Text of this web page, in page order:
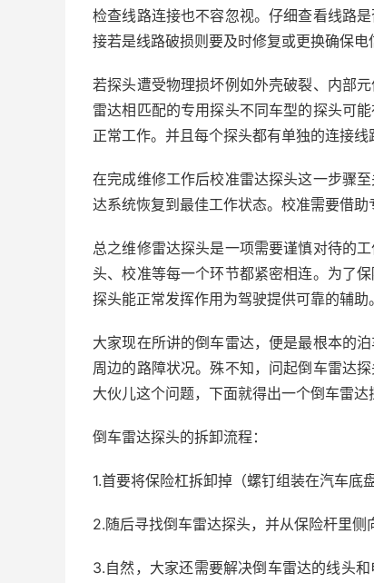
检查线路连接也不容忽视。仔细查看线路
接若是线路破损则要及时修复或更换确保
若探头遭受物理损坏例如外壳破裂、内部
雷达相匹配的专用探头不同车型的探头可
正常工作。并且每个探头都有单独的连接线
在完成维修工作后校准雷达探头这一步骤
达系统恢复到最佳工作状态。校准需要借助
总之维修雷达探头是一项需要谨慎对待的
头、校准等每一个环节都紧密相连。为了
探头能正常发挥作用为驾驶提供可靠的辅助。
大家现在所讲的倒车雷达，便是最根本的
周边的路障状况。殊不知，问起倒车雷达
大伙儿这个问题，下面就得出一个倒车雷达
倒车雷达探头的拆卸流程：
1.首要将保险杠拆卸掉（螺钉组装在汽车底
2.随后寻找倒车雷达探头，并从保险杆里侧
3.自然，大家还需要解决倒车雷达的线头